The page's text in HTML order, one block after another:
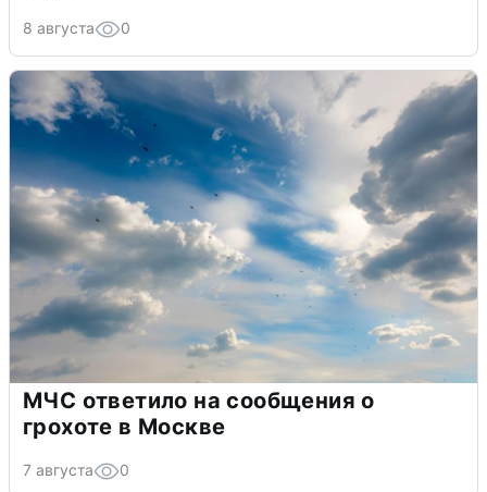
8 августа 0
МЧС ответило на сообщения о
грохоте в Москве
7 августа 0